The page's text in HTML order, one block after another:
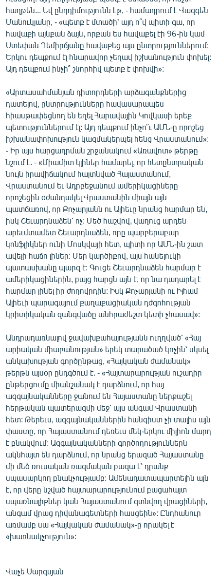
հաղթեն... Եվ ընդդիմությունն էլ», - համադրում է Վազգեն
Մանուկյանը, - «պետք է մտածի՝ այդ ո՞վ պիտի գա, որ
հավաքի այնքան ձայն, որքան ես հավաքել էի 96-ին կամ
Ստեփան Դեմիրճյանը հավաքեց այս ընտրություններում:
Երկու դեպքում էլ հնարավոր չեղավ իշխանություն փոխել:
Այդ դեպքում ինչի՞ շնորհիվ պետք է փոխվի»:
«Արտասահմանյան դիտորդների արձագանքներից
դատելով, ընտրությունները հավասարապես
հիասթափեցնող են եղել Հարավային Կովկասի երեք
պետություններում էլ: Այդ դեպքում ինչո՞ւ ԱՄՆ-ը որոշեց
իշխանափոխություն կազմակերպել հենց Վրաստանում»:
- Իր այս հարցադրման շրջանակում «Առավոտ» թերթը
նշում է. - «Միամիտ կլիներ համարել, որ հետընտրական
նույն իրավիճակում հայտնված Հայաստանում,
Վրաստանում եւ Ադրբեջանում ամերիկացիները
որոշեցին օժանդակել Վրաստանին միայն այն
պատճառով, որ Քոչարյանն ու Ալիեւը նրանց հարմար են,
իսկ Շեւարդնաձեն՝ ոչ: Մեծ հաշվով, վաղուց արդեն
արեւմտամետ Շեւարդնաձեն, որը պարբերաբար
կոնֆլիկներ ունի Մոսկվայի հետ, պիտի որ ԱՄՆ-ին շատ
ավելի հաճո լիներ: Մեր կարծիքով, այս հանելուկի
պատասխանը պարզ է: Գուցե Շեւարդնաձեն հարմար է
ամերիկացիներին, բայց հարցն այն է, որ նա դադարել է
հարմար լինել իր ժողովրդին: Իսկ Քոչարյանի ու Իլհամ
Ալիեւի պարագայում քաղաքացիական դժգոհության
կրիտիկական զանգվածը անհրաժեշտ կետի չհասավ»:
Անդրադառնալով ջավախքահայությանն ուղղված՝ «Հայ
արիական միաբանության» երեկ տարածած կոչին՝ սկսել
անկախության գործընթաց, «Հայկական ժամանակ»
թերթն այսօր ընդգծում է. - «Հայտարարության ուշադիր
ընթերցումը միանշանակ է դարձնում, որ հայ
ազգայնականները ջանում են Հայաստանը ներքաշել
հերթական պատերազմի մեջ՝ այս անգամ Վրաստանի
հետ: Թերեւս, ազգայնականներին հանգիստ չի տալիս այն
փաստը, որ Հայաստանում դեռեւս մեկ-երկու միլիոն մարդ
է բնակվում: Ազգայնականների գործողություններն
ակնհայտ են դարձնում, որ նրանց երազած Հայաստանը
մի մեծ ռուսական ռազմական բազա է՝ դրանք
սպասարկող բնակչությամբ: Ամենադատապարտելին այն
է, որ վերը նշված հայտարարությունում բացահայտ
սպառնալիքներ կան Հայաստանում գտնվող վրացիների,
անգամ վրաց դիվանագետների հասցեին»: Ընդհանուր
առմամբ սա «Հայկական ժամանակ»-ը որակել է
«խառնակչություն»:
Վաչե Սարգսյան